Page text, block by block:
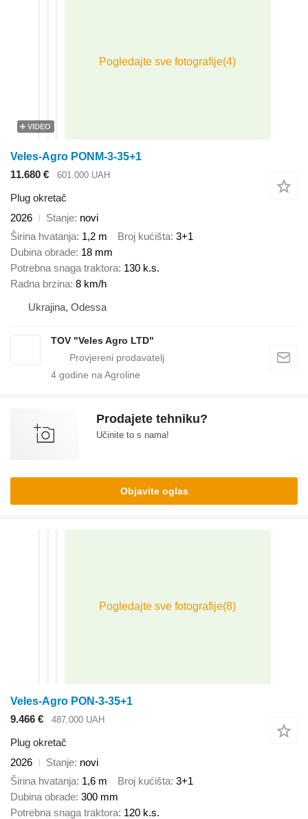
VIDEO
Veles-Agro PONM-3-35+1
11.680 €
601.000 UAH
Plug okretač
2026
Stanje novi
Širina hvatanja 1,2 m Broj kućišta 3+1
Dubina obrade 18 mm
Potrebna snaga traktora 130 k.s.
Radna brzina 8 km/h
Ukrajina, Odessa
TOV "Veles Agro LTD"
4 godine na Agroline
Prodajete tehniku?
Učinite to s nama!
Objavite oglas
Veles-Agro PON-3-35+1
9.466 €
487.000 UAH
Plug okretač
2026
Stanje novi
Širina hvatanja 1,6 m Broj kućišta 3+1
Dubina obrade 300 mm
Potrebna snaga traktora 120 k.s.